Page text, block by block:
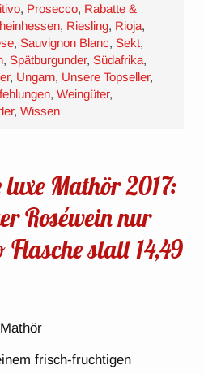
, Prosecco, Rabatte &
, Riesling, Rioja,
,Sauvignon Blanc,Sekt,
,Spätburgunder,Südafrika,
, Ungarn, Unsere Topseller,
,Weingüter,
,Wissen
luxe Mathör 2017:
Roséwein nur
statt 14,49
frisch-fruchtigen